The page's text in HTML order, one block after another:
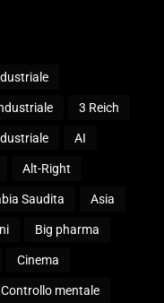
3 Reich
AI
Alt-Right
Saudita Asia
Big pharma
Cinema
Controllo mentale